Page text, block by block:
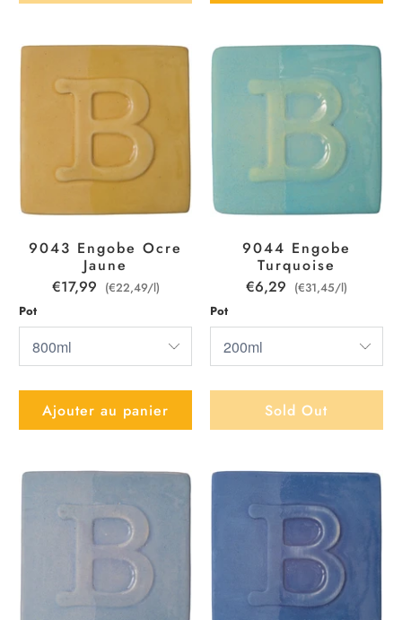
9043 Engobe Ocre
Jaune
€17,99 (€22,49/l)
Pot
Ajouter au panier
9044 Engobe
Turquoise
€6,29 (€31,45/l)
Pot
Sold Out